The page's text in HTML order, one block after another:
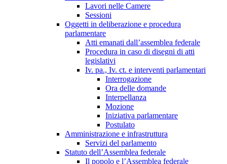
Lavori nelle Camere
Sessioni
Oggetti in deliberazione e procedura
parlamentare
Atti emanati dall’assemblea federale
Procedura in caso di disegni di atti
legislativi
Iv. pa., Iv. ct. e interventi parlamentari
Interrogazione
Ora delle domande
Interpellanza
Mozione
Iniziativa parlamentare
Postulato
Amministrazione e infrastruttura
Servizi del parlamento
Statuto dell’Assemblea federale
Il popolo e l’Assemblea federale